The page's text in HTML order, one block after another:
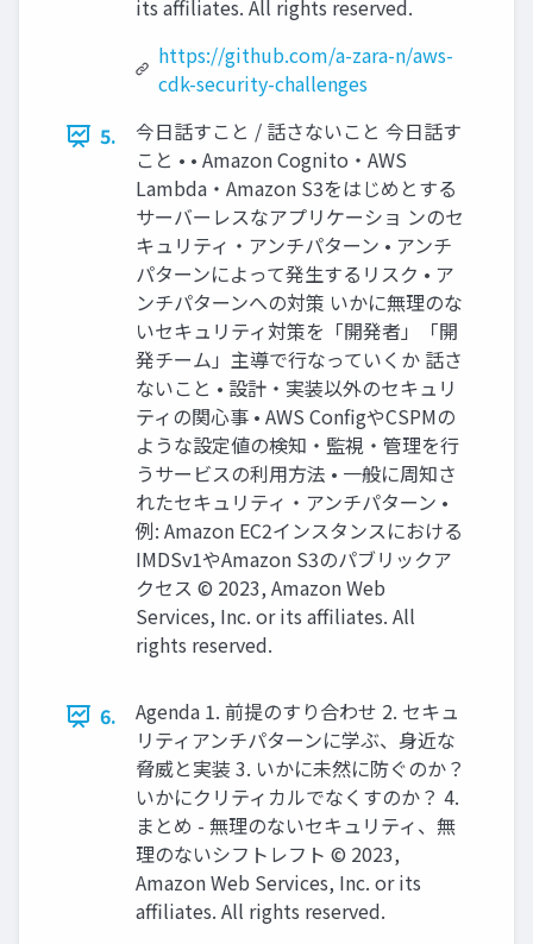
its affiliates. All rights reserved.
https://github.com/a-zara-n/aws-
cdk-security-challenges
5.
今日話すこと / 話さないこと 今日話す
こと • • Amazon Cognito・AWS
Lambda・Amazon S3をはじめとする
サーバーレスなアプリケーショ ンのセ
キュリティ・アンチパターン • アンチ
パターンによって発生するリスク • ア
ンチパターンへの対策 いかに無理のな
いセキュリティ対策を「開発者」「開
発チーム」主導で行なっていくか 話さ
ないこと • 設計・実装以外のセキュリ
ティの関心事 • AWS ConfigやCSPMの
ような設定値の検知・監視・管理を行
うサービスの利用方法 • 一般に周知さ
れたセキュリティ・アンチパターン •
例: Amazon EC2インスタンスにおける
IMDSv1やAmazon S3のパブリックア
クセス © 2023, Amazon Web
Services, Inc. or its affiliates. All
rights reserved.
6.
Agenda 1. 前提のすり合わせ 2. セキュ
リティアンチパターンに学ぶ、身近な
脅威と実装 3. いかに未然に防ぐのか？
いかにクリティカルでなくすのか？ 4.
まとめ - 無理のないセキュリティ、無
理のないシフトレフト © 2023,
Amazon Web Services, Inc. or its
affiliates. All rights reserved.